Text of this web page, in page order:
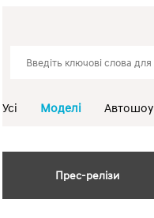
Усі Моделі Автошоу
Прес-релізи